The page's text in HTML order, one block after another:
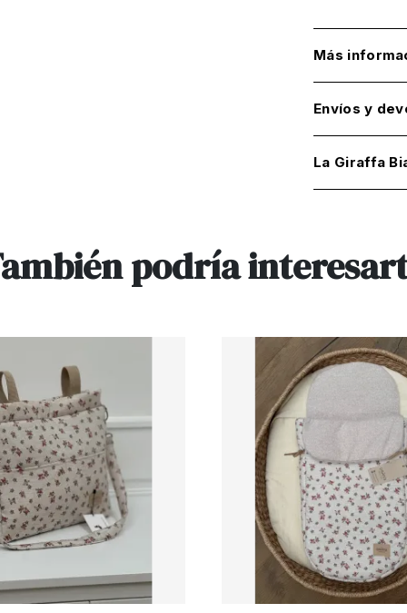
Más
Envíos y
La Giraffa
podría